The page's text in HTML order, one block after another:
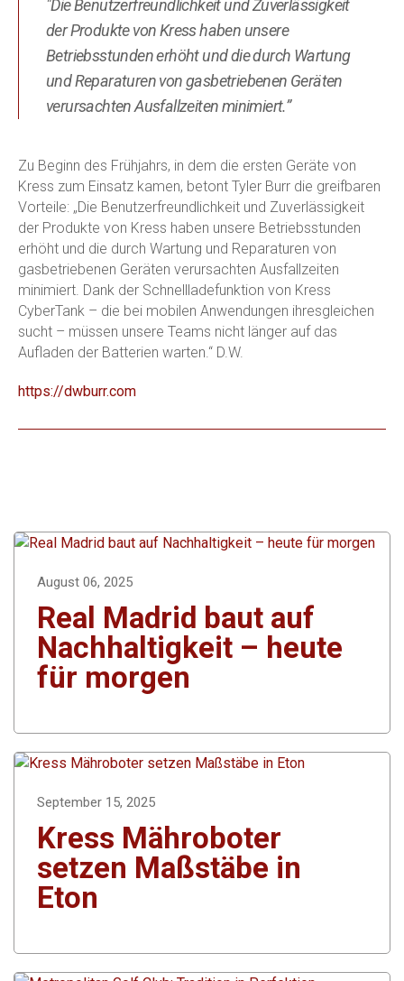
"Die Benutzerfreundlichkeit und Zuverlässigkeit
der Produkte von Kress haben unsere
Betriebsstunden erhöht und die durch Wartung
und Reparaturen von gasbetriebenen Geräten
verursachten Ausfallzeiten minimiert.”
Zu Beginn des Frühjahrs, in dem die ersten Geräte von
Kress zum Einsatz kamen, betont Tyler Burr die greifbaren
Vorteile: „Die Benutzerfreundlichkeit und Zuverlässigkeit
der Produkte von Kress haben unsere Betriebsstunden
erhöht und die durch Wartung und Reparaturen von
gasbetriebenen Geräten verursachten Ausfallzeiten
minimiert. Dank der Schnellladefunktion von Kress
CyberTank – die bei mobilen Anwendungen ihresgleichen
sucht – müssen unsere Teams nicht länger auf das
Aufladen der Batterien warten.“ D.W.
https://dwburr.com
August 06, 2025
Real Madrid baut auf
Nachhaltigkeit – heute
für morgen
September 15, 2025
Kress Mähroboter
setzen Maßstäbe in
Eton